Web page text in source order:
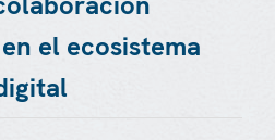
el ecosistema